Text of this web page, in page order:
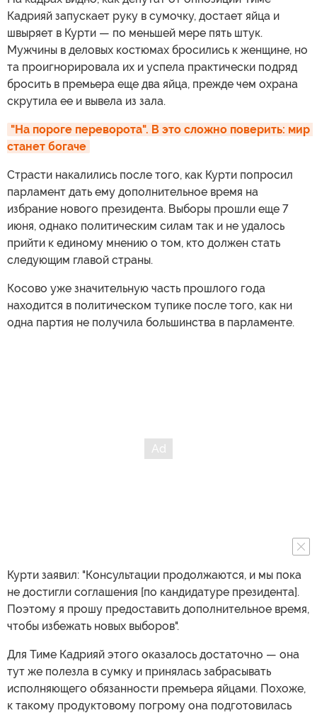
Кадрияй запускает руку в сумочку, достает яйца и
швыряет в Курти — по меньшей мере пять штук.
Мужчины в деловых костюмах бросились к женщине, но
та проигнорировала их и успела практически подряд
бросить в премьера еще два яйца, прежде чем охрана
скрутила ее и вывела из зала.
"На пороге переворота". В это сложно поверить: мир
станет богаче
Страсти накалились после того, как Курти попросил
парламент дать ему дополнительное время на
избрание нового президента. Выборы прошли еще 7
июня, однако политическим силам так и не удалось
прийти к единому мнению о том, кто должен стать
следующим главой страны.
Косово уже значительную часть прошлого года
находится в политическом тупике после того, как ни
одна партия не получила большинства в парламенте.
Курти заявил: "Консультации продолжаются, и мы пока
не достигли соглашения [по кандидатуре президента].
Поэтому я прошу предоставить дополнительное время,
чтобы избежать новых выборов".
Для Тиме Кадрияй этого оказалось достаточно — она
тут же полезла в сумку и принялась забрасывать
исполняющего обязанности премьера яйцами. Похоже,
к такому продуктовому погрому она подготовилась